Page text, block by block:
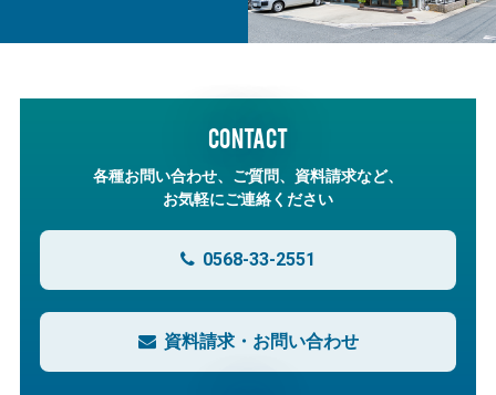
CONTACT
各種お問い合わせ、ご質問、資料請求など、
お気軽にご連絡ください
0568-33-2551
資料請求・お問い合わせ